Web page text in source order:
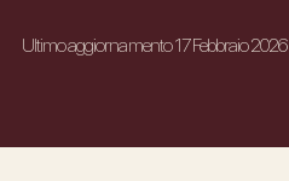
Ultimo aggiornamento 17 Febbraio 2026